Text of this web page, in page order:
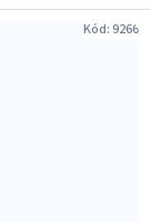
Kód:9266